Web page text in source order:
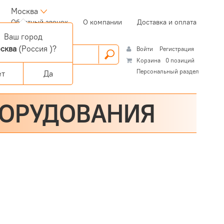
Москва
Обратный звонок(current)О компании Доставка и оплата
Войти
Регистрация
Корзина
0 позиций
Персональный раздел
Ваш город
(Россия )?
Да